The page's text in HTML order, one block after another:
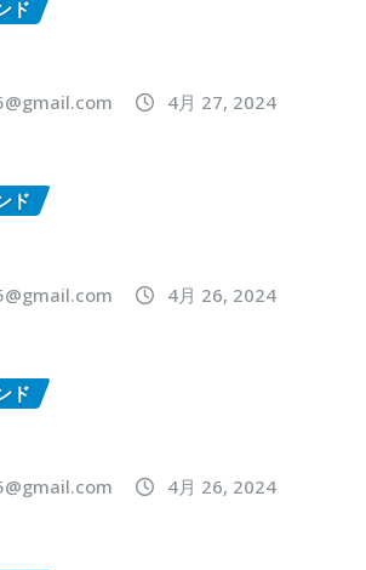
ド
4月 27, 2024
ド
4月 26, 2024
ド
4月 26, 2024